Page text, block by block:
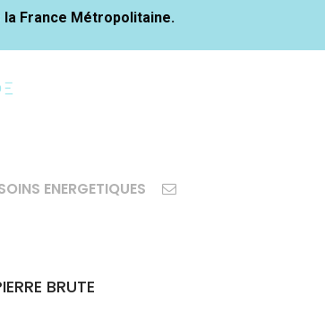
France Métropolitaine.
ENERGETIQUES
BRUTE